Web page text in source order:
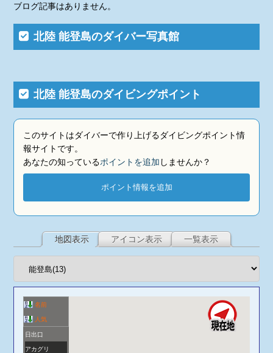
ブログ記事はありません。
北陸 能登島のダイバー写真館
北陸 能登島のダイビングポイント
このサイトはダイバーで作り上げるダイビングポイント情
報サイトです。
あなたの知っているポイントを追加 しませんか？
ポイント情報を追加
地図表示 アイコン表示 一覧表示
名前
人気
日出口
アカグリ